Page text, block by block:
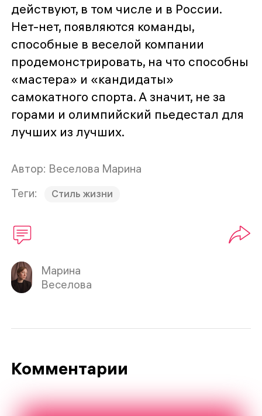
действуют, в том числе и в России.
Нет-нет, появляются команды,
способные в веселой компании
продемонстрировать, на что способны
«мастера» и «кандидаты»
самокатного спорта. А значит, не за
горами и олимпийский пьедестал для
лучших из лучших.
Автор: Веселова Марина
Теги:
Стиль жизни
Веселова
Марина
Комментарии